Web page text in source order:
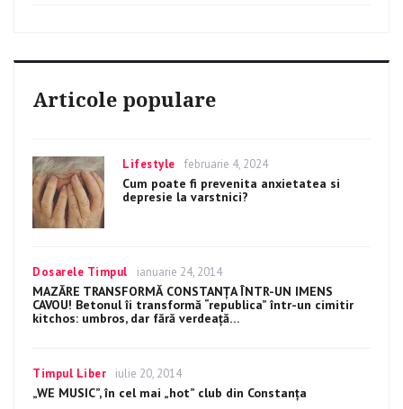
Articole populare
Categories
Lifestyle
Posted
on
februarie 4, 2024
Cum poate fi prevenita anxietatea si
depresie la varstnici?
Categories
Dosarele Timpul
Posted
on
ianuarie 24, 2014
MAZĂRE TRANSFORMĂ CONSTANŢA ÎNTR-UN IMENS
CAVOU! Betonul îi transformă “republica” într-un cimitir
kitchos: umbros, dar fără verdeaţă…
Categories
Timpul Liber
Posted
on
iulie 20, 2014
„WE MUSIC”, în cel mai „hot” club din Constanţa